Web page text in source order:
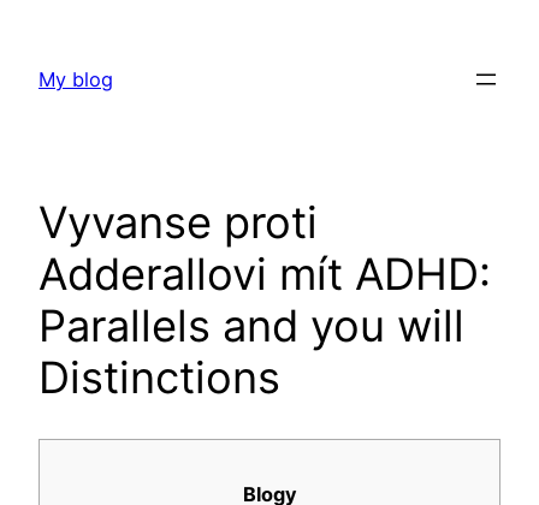
content
My blog
Vyvanse proti
Adderallovi mít ADHD:
Parallels and you will
Distinctions
Blogy